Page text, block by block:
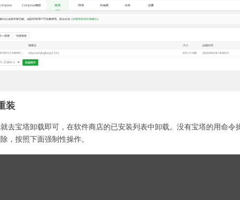
装
去宝塔卸载即可，在软件商店的已安装列表中卸载。没有宝塔的用命令
，按照下面强制性操作。